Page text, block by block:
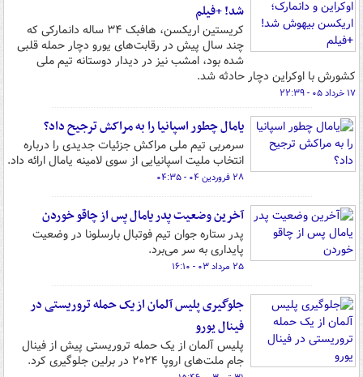
شد! +فیلم
کریستین اریکسن، هافبک ۳۴ ساله دانمارکی که
چند سال پیش در رقابت‌های یورو دچار حمله قلبی
شده بود، امشب نیز در دیدار دوستانه تیم ملی
کشورش با اوکراین دچار حادثه شد.
۱۷ خرداد ۰۵ - ۲۲:۳۹
یامال چطور اسپانیا را به مراکش ترجیح داد؟
سرمربی تیم ملی مراکش جزئیات جدیدی را درباره
انتخاب ملیت اسپانیایی از سوی لامینه یامال ارائه داد.
۲۸ فروردین ۰۴ - ۰۴:۳۵
آخرین وضعیت پدر یامال پس از چاقو خوردن
پدر ستاره جوان تیم فوتبال بارسلونا در وضعیت
پایداری به سر می‌برد.
۲۵ مرداد ۰۳ - ۱۶:۱۰
جلوگیری پلیس آلمان از یک حمله تروریستی در
فینال یورو
پلیس آلمان از یک حمله تروریستی پیش از فینال
جام ملت‌های اروپا ۲۰۲۴ در برلین جلوگیری کرد.